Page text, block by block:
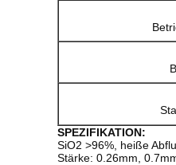
SPEZIFIKATION:
SiO2 >96%, heiße
Stärke: 0.26mm,